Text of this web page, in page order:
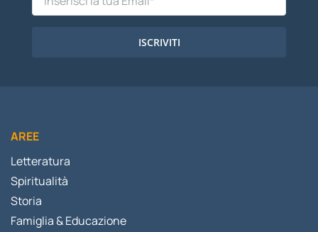
ISCRIVITI
AREE
Letteratura
Spiritualità
Storia
Famiglia & Educazione